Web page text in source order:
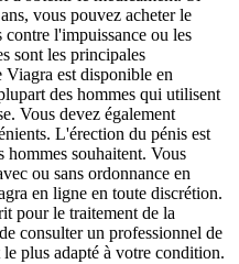
vous pouvez acheter le
l'impuissance ou les
sont les principales
est disponible en
des hommes qui utilisent
Vous devez également
L'érection du pénis est
hommes souhaitent. Vous
ou sans ordonnance en
en ligne en toute discrétion.
pour le traitement de la
consulter un professionnel de
plus adapté à votre condition.